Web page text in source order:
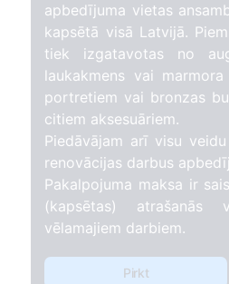
apbedījuma vietas
kapsētā visā Latvijā.
tiek izgatavotas no
laukakmens vai
portretiem vai bronzas
citiem aksesuāriem.
Piedāvājam arī visu
renovācijas darbus
Pakalpojuma maksa ir
(kapsētas) atrašanās
vēlamajiem darbiem.
Pirkt